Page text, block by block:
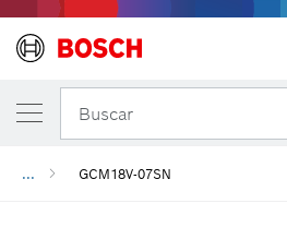
Buscar
... GCM18V-07SN